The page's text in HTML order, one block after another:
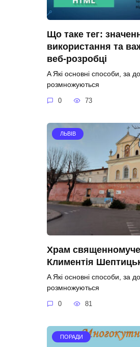
Що таке тег:
використання та
веб-розробці
A Які основні способи, за
розмножуються
0 73
ЛЬВІВ
Храм
Климентія
A Які основні способи, за
розмножуються
0 81
ПОРАДИ